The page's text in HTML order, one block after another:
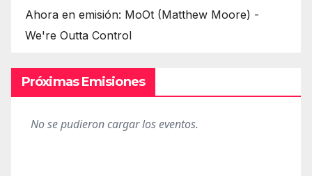
Ahora en emisión: MoOt (Matthew Moore) -
We're Outta Control
Próximas Emisiones